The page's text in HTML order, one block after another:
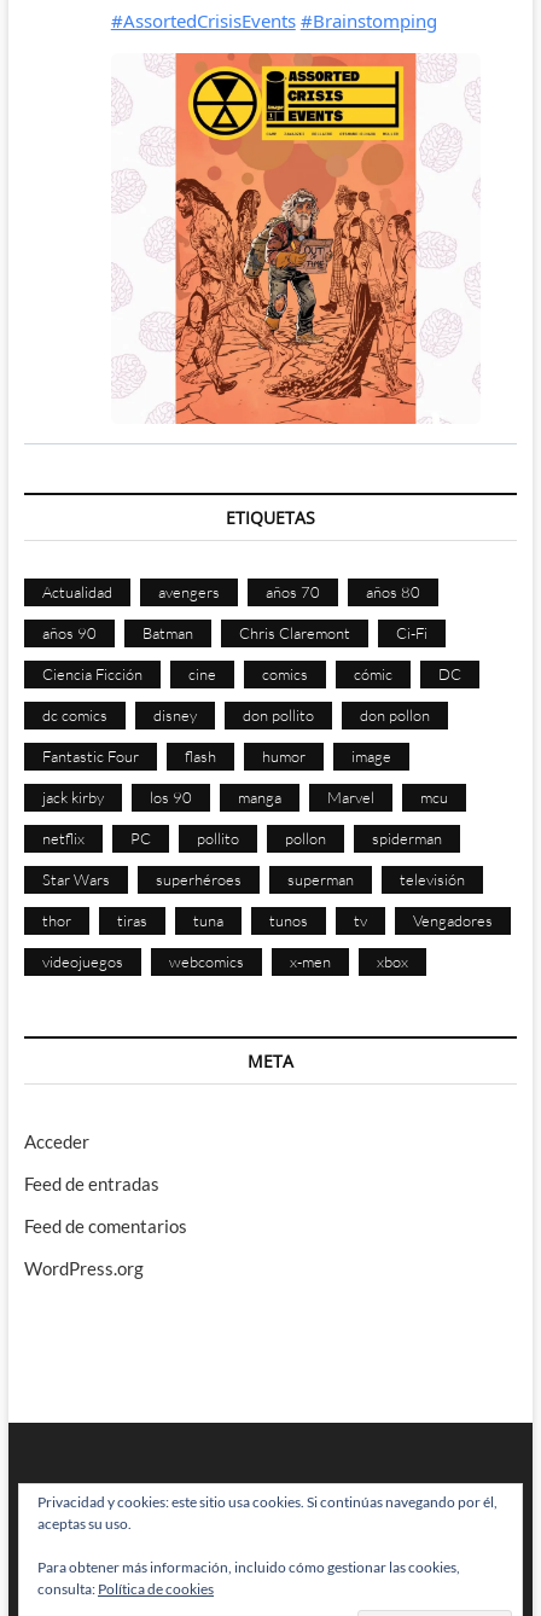
ETIQUETAS
Actualidad avengers años 70 años 80
años 90 Batman Chris Claremont Ci-Fi
Ciencia Ficción cine comics cómic DC
dc comics disney don pollito don pollon
Fantastic Four flash humor image
jack kirby los 90 manga Marvel mcu
netflix PC pollito pollon spiderman
Star Wars superhéroes superman televisión
thor tiras tuna tunos tv Vengadores
videojuegos webcomics x-men xbox
META
Acceder
Feed de entradas
Feed de comentarios
WordPress.org
BRAINSTOMPING| Diseñado por:Theme Freesia|WordPress| © Todos
los derechos reservados
Privacidad y cookies: este sitio usa cookies. Si continúas navegando por él,
aceptas su uso.
Para obtener más información, incluido cómo gestionar las cookies,
consulta: Política de cookies